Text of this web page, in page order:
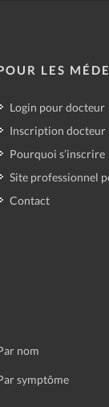
LES
Login pour docteur
Inscription docteur
Pourquoi s’inscrire
Site professionnel
Contact
nom
symptôme